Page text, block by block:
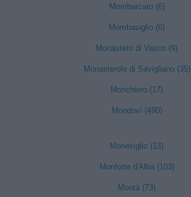
Mombarcaro (6)
Mombasiglio (6)
Monastero di Vasco (9)
Monasterolo di Savigliano (35)
Monchiero (17)
Mondovì (490)
Monesiglio (13)
Monforte d'Alba (103)
Montà (73)